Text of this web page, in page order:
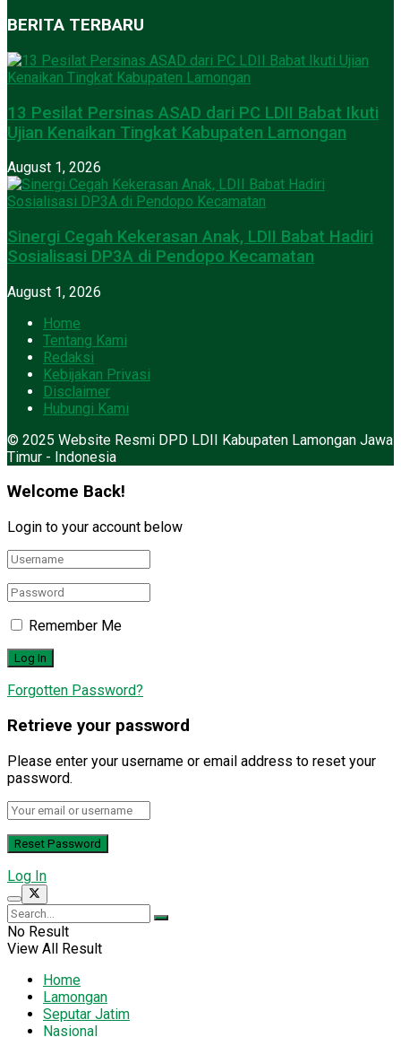
BERITA TERBARU
13 Pesilat Persinas ASAD dari PC LDII Babat Ikuti
Ujian Kenaikan Tingkat Kabupaten Lamongan
August 1, 2026
Sinergi Cegah Kekerasan Anak, LDII Babat Hadiri
Sosialisasi DP3A di Pendopo Kecamatan
August 1, 2026
Home
Tentang Kami
Redaksi
Kebijakan Privasi
Disclaimer
Hubungi Kami
© 2025 Website Resmi DPD LDII Kabupaten Lamongan Jawa
Timur - Indonesia
Welcome Back!
Login to your account below
Remember Me
Forgotten Password?
Retrieve your password
Please enter your username or email address to reset your
password.
Log In
No Result
View All Result
Home
Lamongan
Seputar Jatim
Nasional